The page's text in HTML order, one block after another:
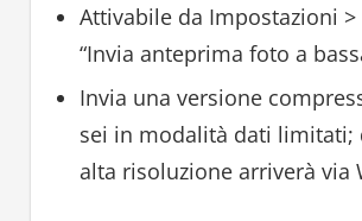
Attivabile da Impostazioni >
“Invia anteprima foto a
Invia una versione
sei in modalità dati limitati;
alta risoluzione arriverà via